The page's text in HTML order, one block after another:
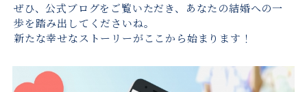
ぜひ、公式ブログをご覧いただき、あなたの結婚への一
歩を踏み出してくださいね。
新たな幸せなストーリーがここから始まります！